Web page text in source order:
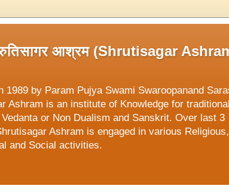
आश्रम (Shrutisagar
1989 by Param Pujya Swami Swaroopanand
Ashram is an institute of Knowledge for
or Non Dualism and Sanskrit. Over last 3
Ashram is engaged in various Religious,
and Social activities.